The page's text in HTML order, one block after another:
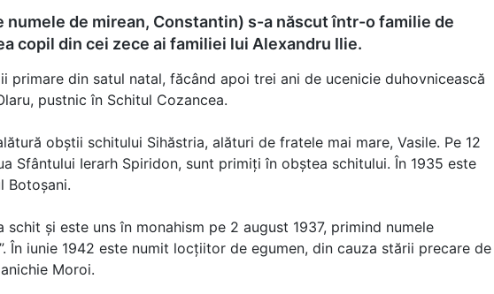
numele de mirean, Constantin) s-a născut într-o familie de
copil din cei zece ai familiei lui Alexandru Ilie.
primare din satul natal, făcând apoi trei ani de ucenicie duhovnicească
pustnic în Schitul Cozancea.
obștii schitului Sihăstria, alături de fratele mai mare, Vasile. Pe 12
Sfântului Ierarh Spiridon, sunt primiți în obștea schitului. În 1935 este
Botoșani.
schit și este uns în monahism pe 2 august 1937, primind numele
În iunie 1942 este numit locțiitor de egumen, din cauza stării precare de
Moroi.